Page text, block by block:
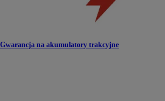
Gwarancja na akumulatory trakcyjne